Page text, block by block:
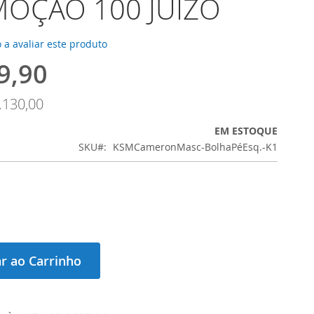
100 JUÍZO
a avaliar este produto
EM ESTOQUE
SKU
KSMCameronMasc-BolhaPéEsq.-K1
ao Carrinho